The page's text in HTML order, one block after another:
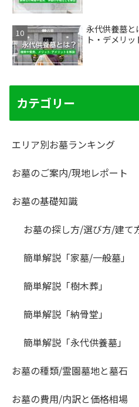
永代供養墓と
ト・デメリ
カテゴリー
エリア別お墓ランキング
お墓のご案内/現地レポート
お墓の基礎知識
お墓の探し方/選び方/建て
簡単解説「家墓/一般墓」
簡単解説「樹木葬」
簡単解説「納骨堂」
簡単解説「永代供養墓」
お墓の種類/霊園墓地と墓石
お墓の費用/内訳と価格相場